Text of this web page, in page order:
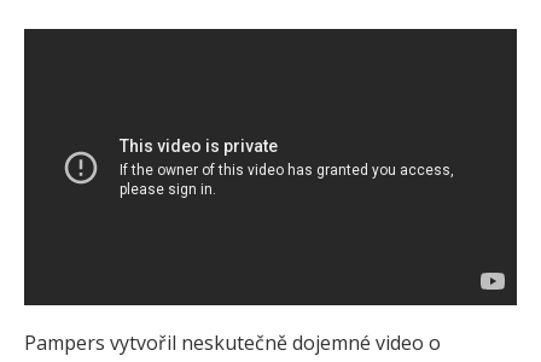
Pampers vytvořil neskutečně dojemné video o